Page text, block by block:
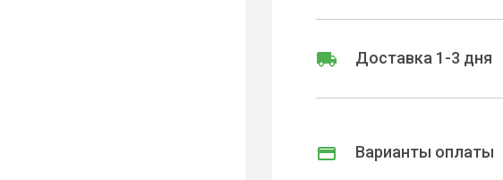
Доставка 1-3 дня
Варианты оплаты